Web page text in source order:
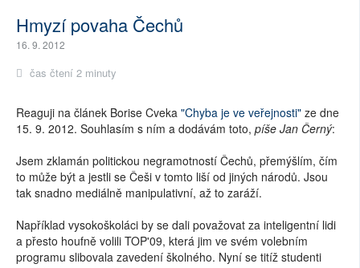
Hmyzí povaha Čechů
16. 9. 2012
čas čtení 2 minuty
Reaguji na článek Borise Cveka "Chyba je ve veřejnosti" ze dne
15. 9. 2012. Souhlasím s ním a dodávám toto, píše Jan Černý:
Jsem zklamán politickou negramotností Čechů, přemýšlím, čím
to může být a jestli se Češi v tomto liší od jiných národů. Jsou
tak snadno mediálně manipulativní, až to zaráží.
Například vysokoškoláci by se dali považovat za inteligentní lidi
a přesto houfně volili TOP'09, která jim ve svém volebním
programu slibovala zavedení školného. Nyní se titíž studenti